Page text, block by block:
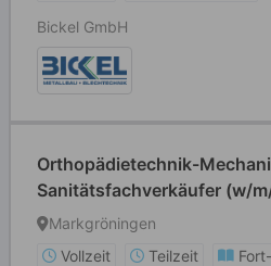
Bickel GmbH
Orthopädietechnik-
Sanitätsfachverkäufer (w/
Markgröningen
Vollzeit
Teilzeit